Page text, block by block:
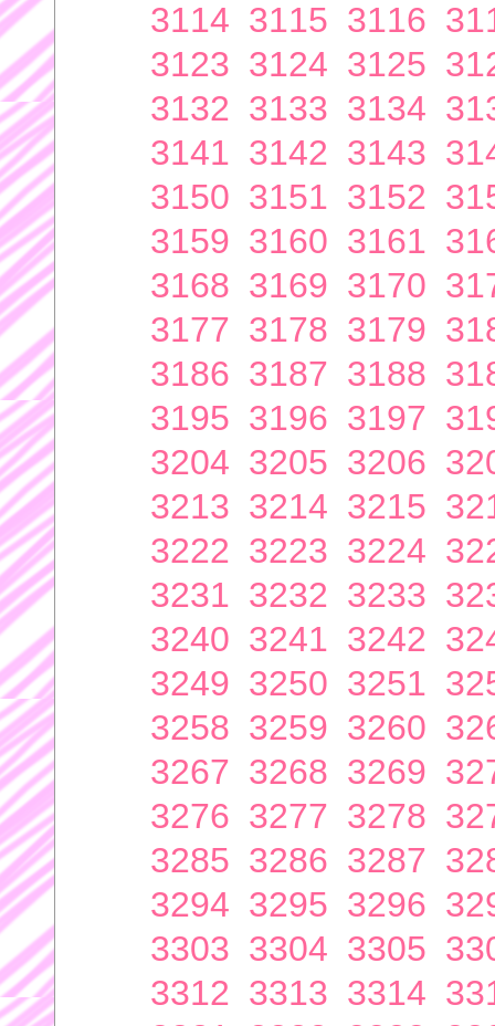
3114 3115 3116
3123 3124 3125
3132 3133 3134
3141 3142 3143
3150 3151 3152
3159 3160 3161
3168 3169 3170
3177 3178 3179
3186 3187 3188
3195 3196 3197
3204 3205 3206
3213 3214 3215
3222 3223 3224
3231 3232 3233
3240 3241 3242
3249 3250 3251
3258 3259 3260
3267 3268 3269
3276 3277 3278
3285 3286 3287
3294 3295 3296
3303 3304 3305
3312 3313 3314